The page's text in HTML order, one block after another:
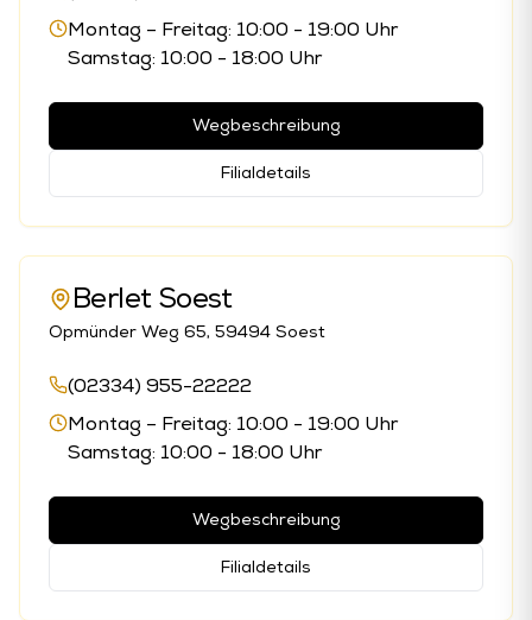
Montag – Freitag: 10:00 - 19:00 Uhr
Samstag: 10:00 - 18:00 Uhr
Wegbeschreibung
Filialdetails
Berlet Soest
Opmünder Weg 65, 59494 Soest
(02334) 955-22222
Montag – Freitag: 10:00 - 19:00 Uhr
Samstag: 10:00 - 18:00 Uhr
Wegbeschreibung
Filialdetails